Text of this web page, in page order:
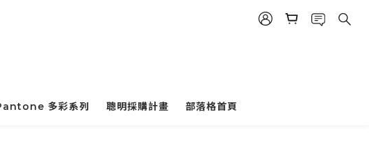
多彩系列 聰明採購計畫 部落格首頁